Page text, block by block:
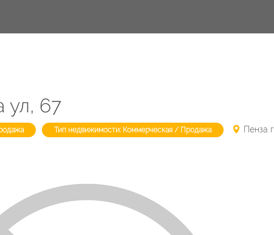
ул, 67
Тип недвижимости: Коммерческая / Продажа Пенза